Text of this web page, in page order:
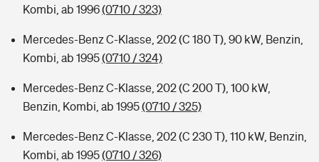
Kombi, ab 1996(0710 / 323)
Mercedes-Benz C-Klasse, 202 (C 180 T), 90 kW, Benzin,
Kombi, ab 1995(0710 / 324)
Mercedes-Benz C-Klasse, 202 (C 200 T), 100 kW,
Benzin, Kombi, ab 1995(0710 / 325)
Mercedes-Benz C-Klasse, 202 (C 230 T), 110 kW, Benzin,
Kombi, ab 1995(0710 / 326)